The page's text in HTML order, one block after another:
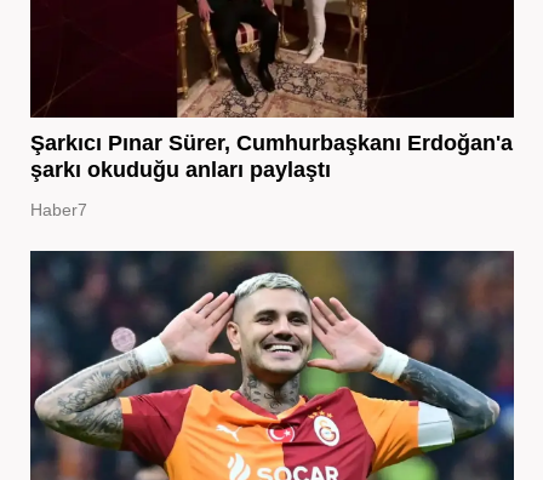
Şarkıcı Pınar Sürer, Cumhurbaşkanı Erdoğan'a
şarkı okuduğu anları paylaştı
Haber7